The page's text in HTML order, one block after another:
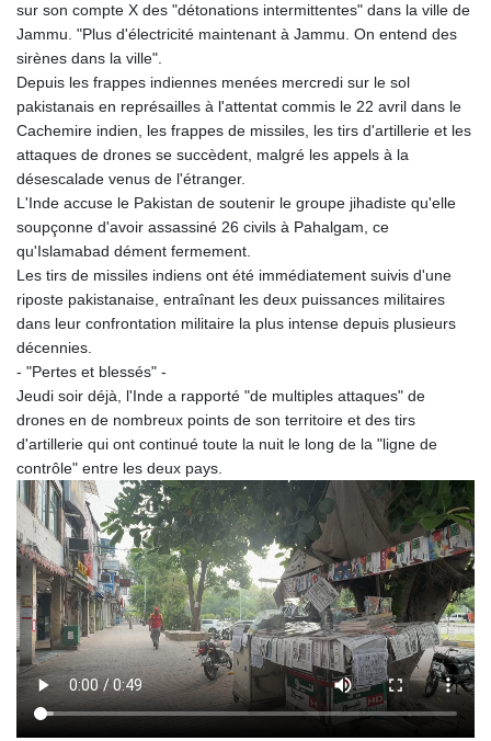
sur son compte X des "détonations intermittentes" dans la ville de
Jammu. "Plus d'électricité maintenant à Jammu. On entend des
sirènes dans la ville".
Depuis les frappes indiennes menées mercredi sur le sol
pakistanais en représailles à l'attentat commis le 22 avril dans le
Cachemire indien, les frappes de missiles, les tirs d'artillerie et les
attaques de drones se succèdent, malgré les appels à la
désescalade venus de l'étranger.
L'Inde accuse le Pakistan de soutenir le groupe jihadiste qu'elle
soupçonne d'avoir assassiné 26 civils à Pahalgam, ce
qu'Islamabad dément fermement.
Les tirs de missiles indiens ont été immédiatement suivis d'une
riposte pakistanaise, entraînant les deux puissances militaires
dans leur confrontation militaire la plus intense depuis plusieurs
décennies.
- "Pertes et blessés" -
Jeudi soir déjà, l'Inde a rapporté "de multiples attaques" de
drones en de nombreux points de son territoire et des tirs
d'artillerie qui ont continué toute la nuit le long de la "ligne de
contrôle" entre les deux pays.